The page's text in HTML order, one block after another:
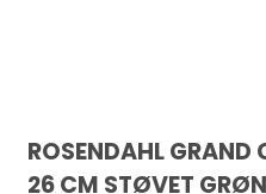
ROSENDAHL GRAND
26 CM STØVET